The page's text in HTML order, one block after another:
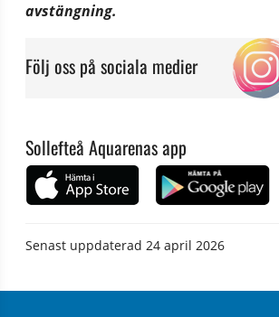
avstängning.
Följ oss på sociala medier
Sollefteå Aquarenas app
Senast uppdaterad 24 april 2026